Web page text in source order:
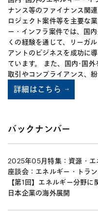
ナンス等のファイナンス関
ロジェクト案件等を主要な
ー・インフラ案件では、国
くの経験を通じて、リーガ
アントのビジネスを成功に
ています。 また、国内･国
取引やコンプライアンス、
の様々なタイプの分野にお
詳細はこちら
バックナンバー
2025年05月特集：資源・エ
座談会：エネルギー・トラ
【第1回】エネルギー分野に
日本企業の海外展開